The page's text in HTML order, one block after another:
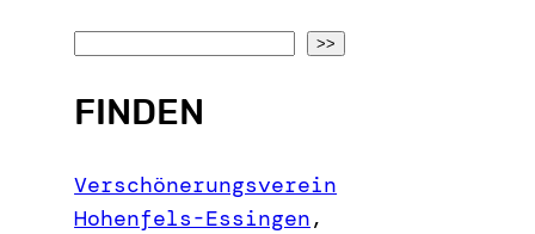
a
c
h
>>
FINDEN
Verschönerungsverein
Hohenfels-Essingen,